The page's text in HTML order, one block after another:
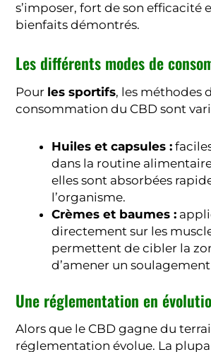
s’imposer, fort de son efficacité
bienfaits démontrés.
Les différents modes de
Pour les sportifs, les méthodes
consommation du CBD sont
Huiles et capsules :
dans la routine
elles sont absorbées
l’organisme.
Crèmes et baumes :
directement sur les
permettent de cibler la
d’amener un
Une réglementation en
Alors que le CBD gagne du
réglementation évolue. La